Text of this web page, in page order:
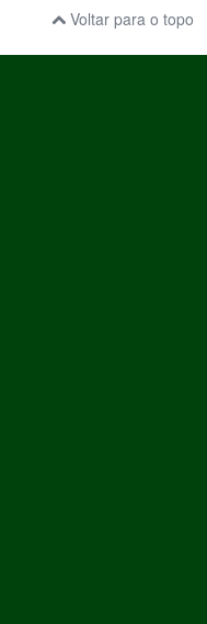
Voltar para o topo